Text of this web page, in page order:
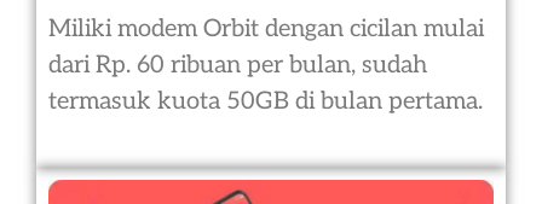
Miliki modem Orbit dengan cicilan mulai
dari Rp. 60 ribuan per bulan, sudah
termasuk kuota 50GB di bulan pertama.